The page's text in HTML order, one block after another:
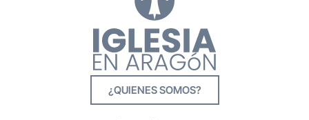
¿QUIENES SOMOS?